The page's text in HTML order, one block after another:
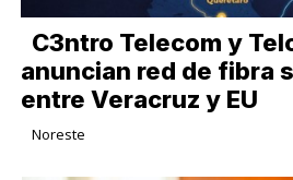
C3ntro Telecom y
anuncian red de fibra
entre Veracruz y EU
Noreste